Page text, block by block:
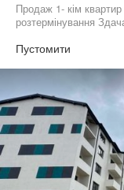
Продаж 1- кім
розтермінування
Пустомити